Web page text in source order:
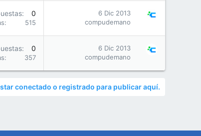
0
515
6 Dic 2013
compudemano
0
357
6 Dic 2013
compudemano
conectado o registrado para publicar aquí.